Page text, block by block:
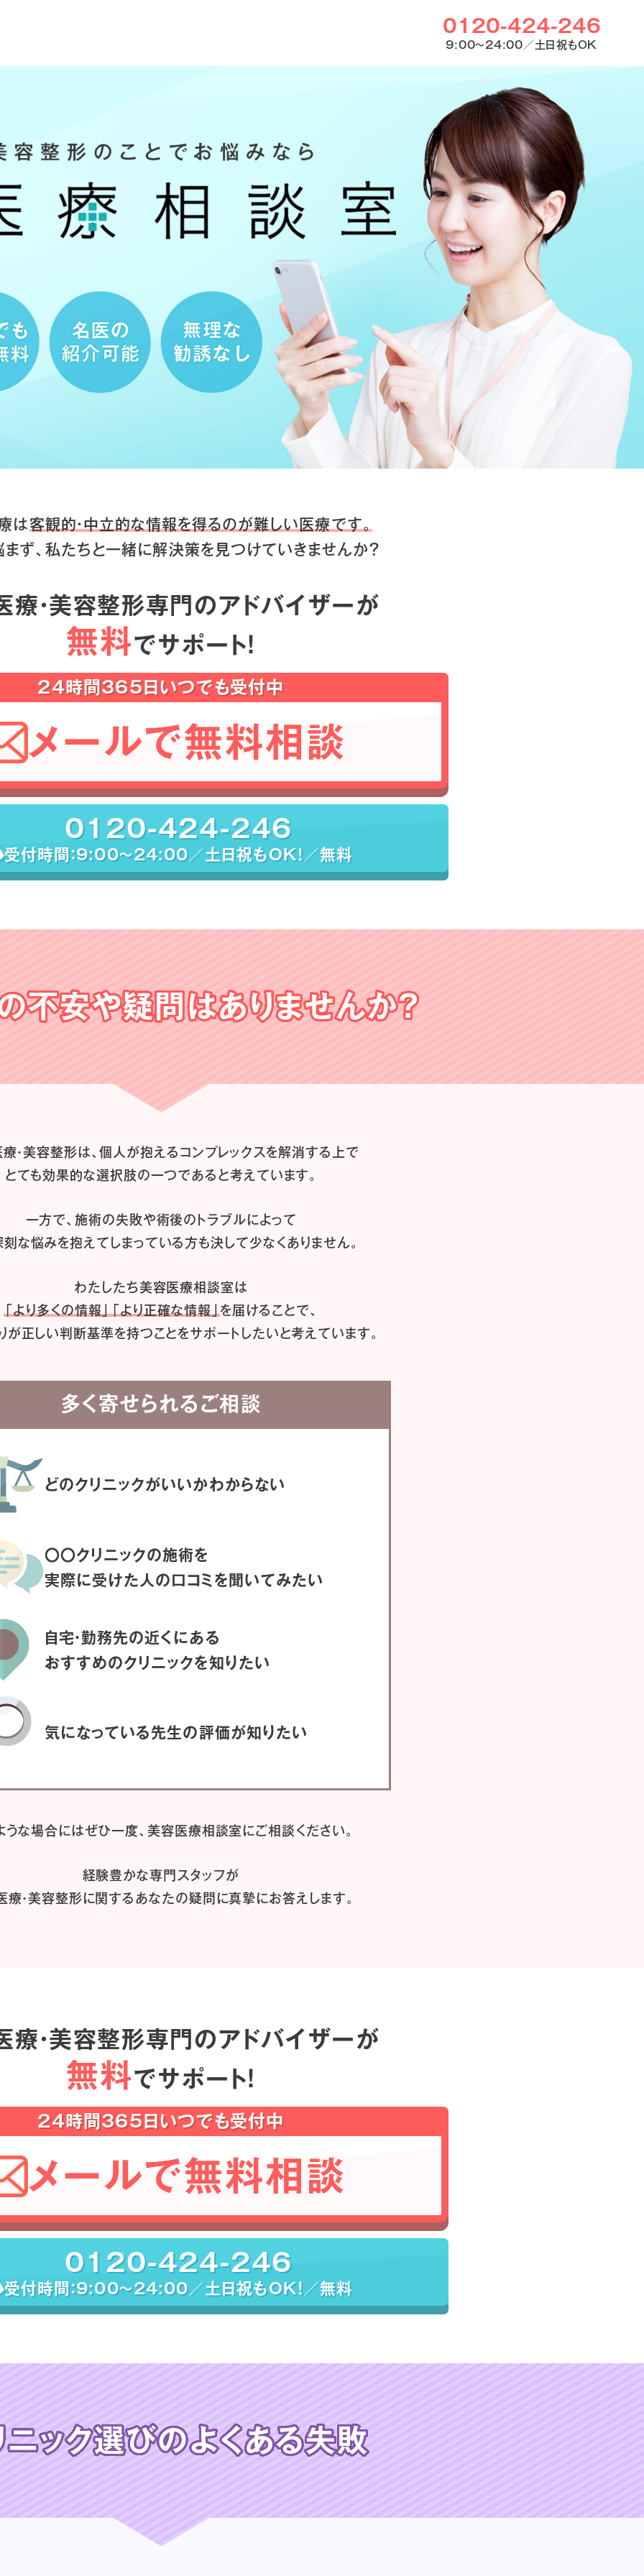
0120-424-246
9:00〜24:00／土日祝もOK
は客観的・中立的な情報を得るのが難しい医療です。
ず、私たちと一緒に解決策を見つけていきませんか？
療・美容整形専門のアドバイザーが
無料でサポート！
24時間365日いつでも受付中
メールで無料相談
0120-424-246
受付時間：9:00〜24:00／土日祝もOK！／無料
不安や疑問はありませんか？
・美容整形は、個人が抱えるコンプレックスを解消する上で
とても効果的な選択肢の一つであると考えています。
一方で、施術の失敗や術後のトラブルによって
な悩みを抱えてしまっている方も決して少なくありません。
わたしたち美容医療相談室は
「より多くの情報」「より正確な情報」を届けることで、
が正しい判断基準を持つことをサポートしたいと考えています。
多く寄せられるご相談
どのクリニックがいいかわからない
〇〇クリニックの施術を
実際に受けた人の口コミを聞いてみたい
自宅・勤務先の近くにある
おすすめのクリニックを知りたい
気になっている先生の評価が知りたい
うな場合にはぜひ一度、美容医療相談室にご相談ください。
経験豊かな専門スタッフが
療・美容整形に関するあなたの疑問に真摯にお答えします。
療・美容整形専門のアドバイザーが
無料でサポート！
24時間365日いつでも受付中
メールで無料相談
0120-424-246
受付時間：9:00〜24:00／土日祝もOK！／無料
ニック選びのよくある失敗